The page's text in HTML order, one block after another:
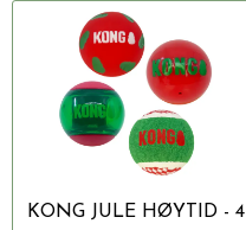
KONG JULE HØYTID - 4